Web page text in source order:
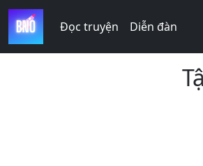
Đọc truyện Diễn đàn